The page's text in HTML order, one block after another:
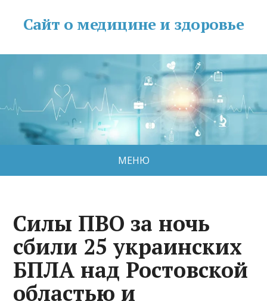
Сайт о медицине и здоровье
МЕНЮ
Силы ПВО за ночь
сбили 25 украинских
БПЛА над Ростовской
областью и